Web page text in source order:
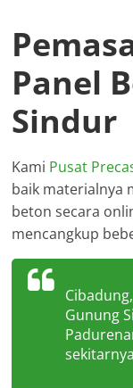
Panel
Sindur
Kami Pusat
baik materialnya
beton secara
mencangkup
Gunung